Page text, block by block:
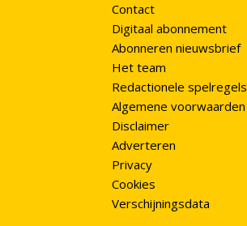
Contact
Digitaal abonnement
Abonneren nieuwsbrief
Het team
Redactionele spelregels
Algemene voorwaarden
Disclaimer
Adverteren
Privacy
Cookies
Verschijningsdata